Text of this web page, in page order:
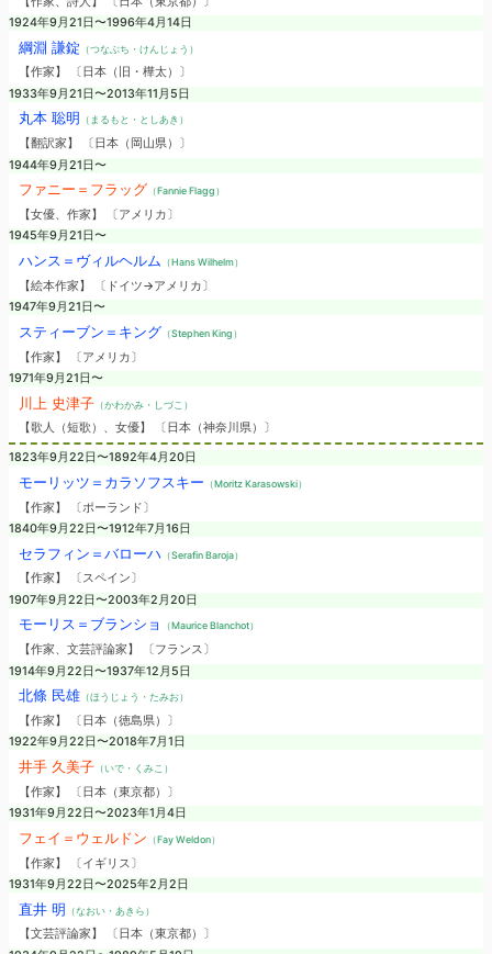
1924年9月21日〜1996年4月14日
綱淵 謙錠 （つなぶち・けんじょう）
【作家】 〔日本（旧・樺太）〕
1933年9月21日〜2013年11月5日
丸本 聡明 （まるもと・としあき）
【翻訳家】 〔日本（岡山県）〕
1944年9月21日〜
ファニー＝フラッグ （Fannie Flagg）
【女優、作家】 〔アメリカ〕
1945年9月21日〜
ハンス＝ヴィルヘルム （Hans Wilhelm）
【絵本作家】 〔ドイツ→アメリカ〕
1947年9月21日〜
スティーブン＝キング （Stephen King）
【作家】 〔アメリカ〕
1971年9月21日〜
川上 史津子（かわかみ・しづこ）
【歌人（短歌）、女優】 〔日本（神奈川県）〕
1823年9月22日〜1892年4月20日
モーリッツ＝カラソフスキー （Moritz Karasowski）
【作家】 〔ポーランド〕
1840年9月22日〜1912年7月16日
セラフィン＝バローハ （Serafin Baroja）
【作家】 〔スペイン〕
1907年9月22日〜2003年2月20日
モーリス＝ブランショ （Maurice Blanchot）
【作家、文芸評論家】 〔フランス〕
1914年9月22日〜1937年12月5日
北條 民雄（ほうじょう・たみお）
【作家】 〔日本（徳島県）〕
1922年9月22日〜2018年7月1日
井手 久美子（いで・くみこ）
【作家】 〔日本（東京都）〕
1931年9月22日〜2023年1月4日
フェイ＝ウェルドン （Fay Weldon）
【作家】 〔イギリス〕
1931年9月22日〜2025年2月2日
直井 明 （なおい・あきら）
【文芸評論家】 〔日本（東京都）〕